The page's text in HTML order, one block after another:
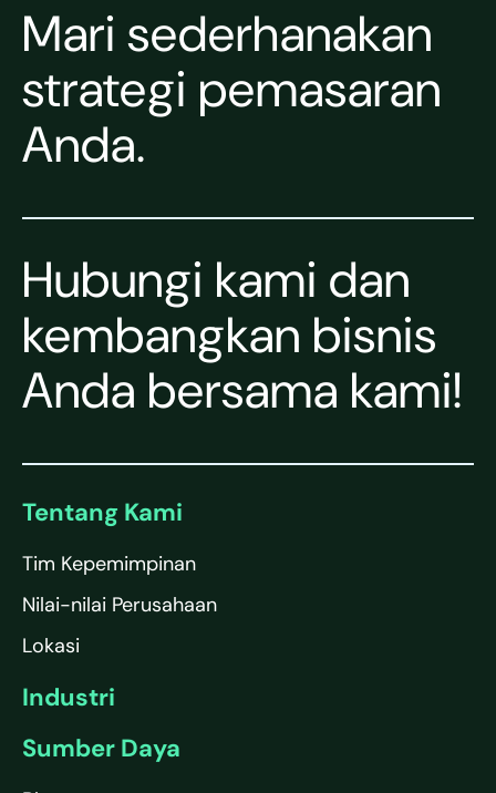
Mari sederhanakan
strategi pemasaran
Anda.
Hubungi kami dan
kembangkan bisnis
Anda bersama kami!
Tentang Kami
Tim Kepemimpinan
Nilai-nilai Perusahaan
Lokasi
Industri
Sumber Daya